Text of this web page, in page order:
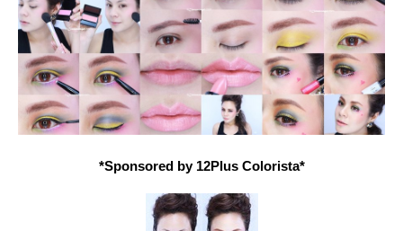
*Sponsored by 12Plus Colorista*